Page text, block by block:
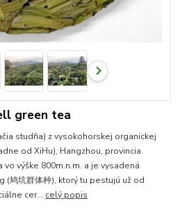
green tea
studňa) z vysokohorskej organickej
od XiHu), Hangzhou, provincia
výške 800m.n.m. a je vysadená
(鸠坑群体种), ktorý tu pestujú už od
cer... celý popis